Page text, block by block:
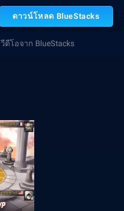
ดาวน์โหลด BlueStacks
วีดีโอจาก BlueStacks